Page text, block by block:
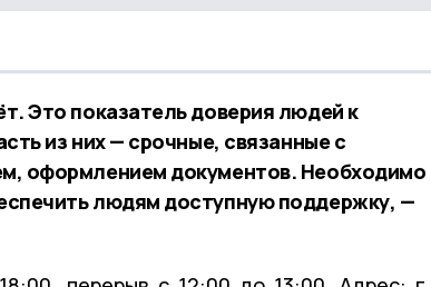
Это показатель доверия людей к
из них — срочные, связанные с
оформлением документов. Необходимо
людям доступную поддержку, —